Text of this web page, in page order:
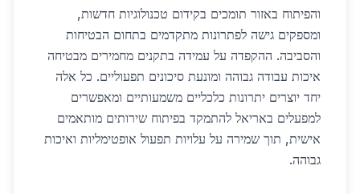
והפיתוח באזור תומכים בקידום טכנולוגיות חדשות,
ומספקים גישה לפתרונות מתקדמים בתחום הבטיחות
והסביבה. ההקפדה על עמידה בתקנים מחמירים מבטיחה
איכות עבודה גבוהה ומונעת סיכונים תפעוליים. כל אלה
יחד יוצרים יתרונות כלכליים משמעותיים ומאפשרים
למפעלים באריאל להתמקד בפיתוח שירותים מותאמים
אישית, תוך שמירה על עלויות תפעול אופטימליות ואיכות
גבוהה.